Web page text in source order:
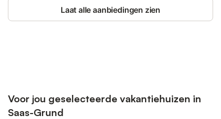
Laat alle aanbiedingen zien
Voor jou geselecteerde vakantiehuizen in
Saas-Grund